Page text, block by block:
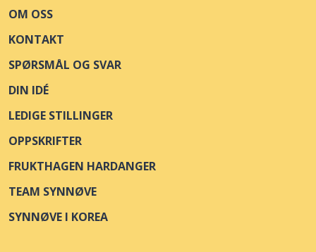
KIWI PALMAFOSSEN
TJUKKEBYGDVEGEN 16
UTTRÅGATA 11
LILLEBERGVEGEN 8
BUNNPRIS & GOURMET NYBORG
OM OSS
KONTAKT
SPØRSMÅL OG SVAR
DIN IDÉ
LEDIGE STILLINGER
OPPSKRIFTER
FRUKTHAGEN HARDANGER
TEAM SYNNØVE
SYNNØVE I KOREA